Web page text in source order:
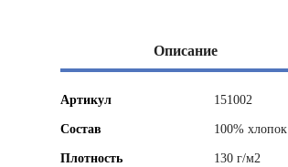
Описание
Артикул 151002
Состав 100% хлопок
Плотность 130 г/м2